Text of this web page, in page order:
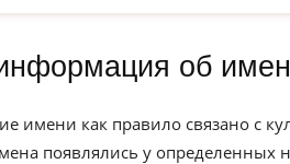
об
имени как правило связано с
появлялись у определенных